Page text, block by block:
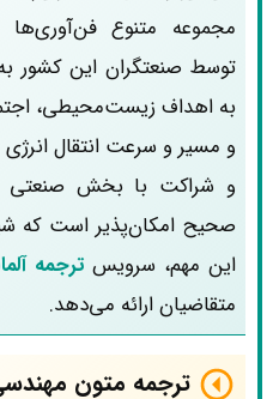
مجموعه متنوع
توسط صنعتگران این کشور
به اهداف زیست‌محیطی،
و مسیر و سرعت انتقال
و شراکت با بخش صنعتی
صحیح امکان‌پذیر است که
این مهم، سرویسترجمه
متقاضیان ارائه می‌دهد.
ترجمه متون